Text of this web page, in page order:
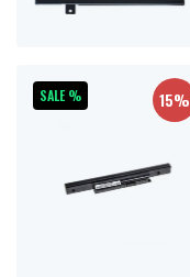
SALE % 15%